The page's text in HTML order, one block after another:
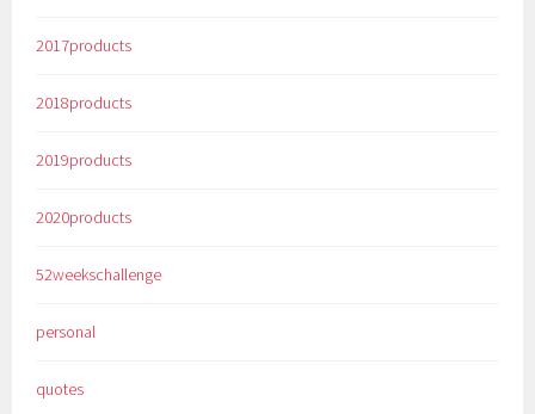
2017products
2018products
2019products
2020products
52weekschallenge
personal
quotes